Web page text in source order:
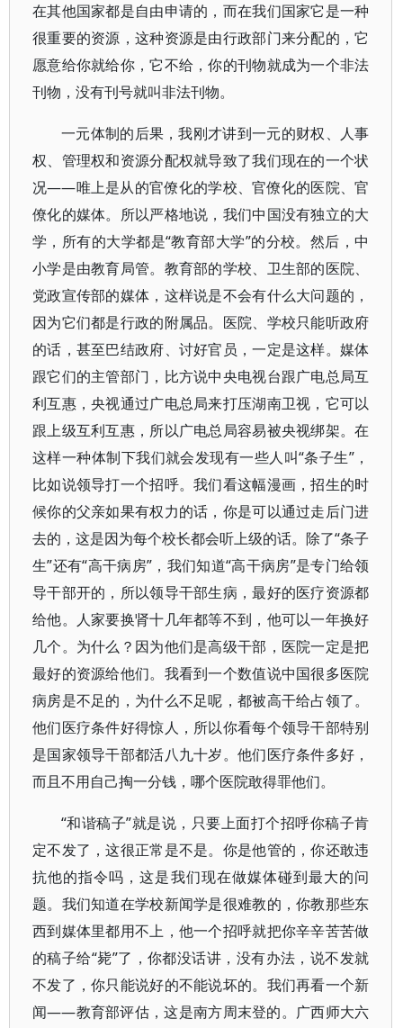
在其他国家都是自由申请的，而在我们国家它是一种
很重要的资源，这种资源是由行政部门来分配的，它
愿意给你就给你，它不给，你的刊物就成为一个非法
刊物，没有刊号就叫非法刊物。
一元体制的后果，我刚才讲到一元的财权、人事
权、管理权和资源分配权就导致了我们现在的一个状
况——唯上是从的官僚化的学校、官僚化的医院、官
僚化的媒体。所以严格地说，我们中国没有独立的大
学，所有的大学都是“教育部大学”的分校。然后，中
小学是由教育局管。教育部的学校、卫生部的医院、
党政宣传部的媒体，这样说是不会有什么大问题的，
因为它们都是行政的附属品。医院、学校只能听政府
的话，甚至巴结政府、讨好官员，一定是这样。媒体
跟它们的主管部门，比方说中央电视台跟广电总局互
利互惠，央视通过广电总局来打压湖南卫视，它可以
跟上级互利互惠，所以广电总局容易被央视绑架。在
这样一种体制下我们就会发现有一些人叫“条子生”，
比如说领导打一个招呼。我们看这幅漫画，招生的时
候你的父亲如果有权力的话，你是可以通过走后门进
去的，这是因为每个校长都会听上级的话。除了“条子
生”还有“高干病房”，我们知道“高干病房”是专门给领
导干部开的，所以领导干部生病，最好的医疗资源都
给他。人家要换肾十几年都等不到，他可以一年换好
几个。为什么？因为他们是高级干部，医院一定是把
最好的资源给他们。我看到一个数值说中国很多医院
病房是不足的，为什么不足呢，都被高干给占领了。
他们医疗条件好得惊人，所以你看每个领导干部特别
是国家领导干部都活八九十岁。他们医疗条件多好，
而且不用自己掏一分钱，哪个医院敢得罪他们。
“和谐稿子”就是说，只要上面打个招呼你稿子肯
定不发了，这很正常是不是。你是他管的，你还敢违
抗他的指令吗，这是我们现在做媒体碰到最大的问
题。我们知道在学校新闻学是很难教的，你教那些东
西到媒体里都用不上，他一个招呼就把你辛辛苦苦做
的稿子给“毙”了，你都没话讲，没有办法，说不发就
不发了，你只能说好的不能说坏的。我们再看一个新
闻——教育部评估，这是南方周末登的。广西师大六